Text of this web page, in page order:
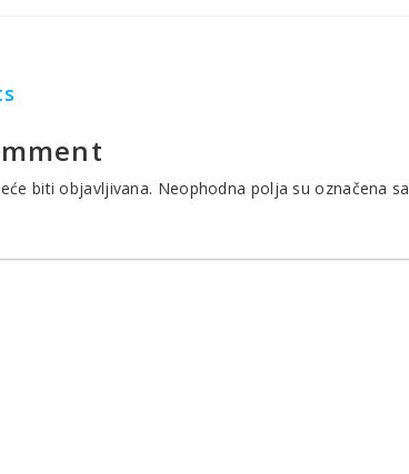
biti objavljivana. Neophodna polja su označena sa